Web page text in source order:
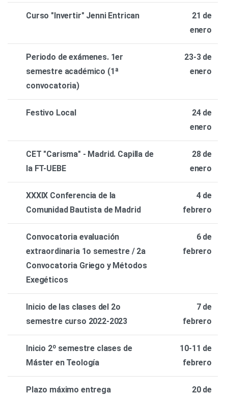
Curso "Invertir" Jenni Entrican
21 de
enero
Periodo de exámenes. 1er
semestre académico (1ª
convocatoria)
23-3 de
enero
Festivo Local
24 de
enero
CET "Carisma" - Madrid. Capilla de
la FT-UEBE
28 de
enero
XXXIX Conferencia de la
Comunidad Bautista de Madrid
4 de
febrero
Convocatoria evaluación
extraordinaria 1o semestre / 2a
Convocatoria Griego y Métodos
Exegéticos
6 de
febrero
Inicio de las clases del 2o
semestre curso 2022-2023
7 de
febrero
Inicio 2º semestre clases de
Máster en Teología
10-11 de
febrero
Plazo máximo entrega
20 de